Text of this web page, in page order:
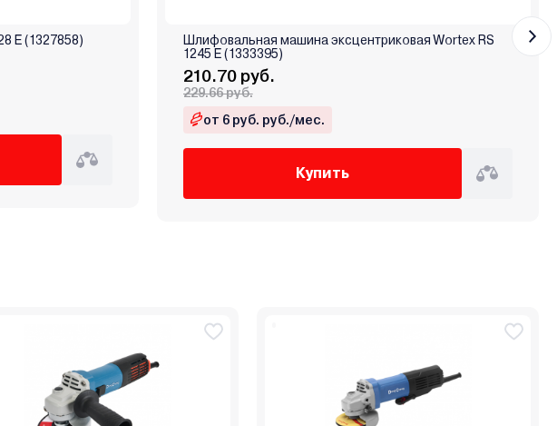
E (1327858)
Шлифовальная машина эксцентриковая Wortex RS
1245 E (1333395)
210.70 руб.
229.66 руб.
от 6 руб. руб./мес.
Купить